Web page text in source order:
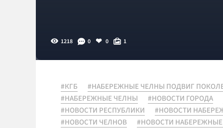
1218 0 0 1
#КГБ #НАБЕРЕЖНЫЕ ЧЕЛНЫ ПОДВИГ
#НАБЕРЕЖНЫЕ ЧЕЛНЫ
#НОВОСТИ ГОРОДА
#НОВОСТИ РЕСПУБЛИКИ
#НОВОСТИ
#НОВОСТИ ЧЕЛНОВ
#НОВОСТИ